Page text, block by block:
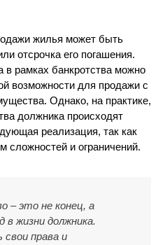
жилья может быть
отсрочка его погашения.
рамках банкротства можно
возможности для продажи с
Однако, на практике,
должника происходят
реализация, так как
сложностей и ограничений.
– это не конец, а
в жизни должника.
права и